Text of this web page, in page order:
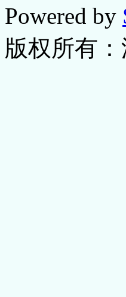
Powered by
版权所有